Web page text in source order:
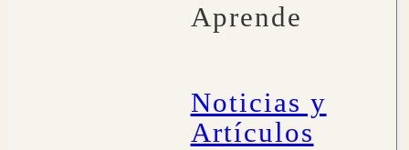
Aprende
Noticias y
Artículos